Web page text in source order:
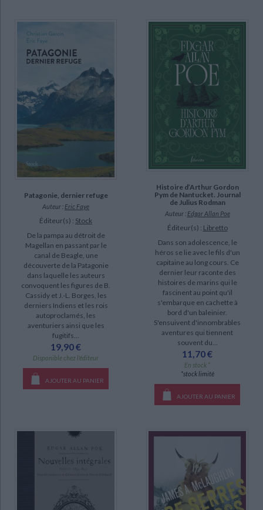
Patagonie, dernier refuge
Auteur : Eric Faye
Éditeur(s) : Stock
De la pampa au détroit de
Magellan en passant par le
canal de Beagle, une
découverte de la Patagonie
dans laquelle les auteurs
convoquent les figures de B.
Cassidy et J.-L. Borges, les
derniers Indiens et les rois
autoproclamés, les
aventuriers ainsi que les
fugitifs...
19,90 €
Disponible chez l'éditeur
AJOUTER AU PANIER
Histoire d’Arthur Gordon
Pym de Nantucket. Journal
de Julius Rodman
Auteur : Edgar Allan Poe
Éditeur(s) : Libretto
Dans son adolescence, le
héros se lie avec le fils d'un
capitaine au long cours. Ce
dernier leur raconte des
histoires de marins qui le
fascinent au point qu'il
s'embarque en cachette à
bord d'un baleinier.
S'ensuivent d'innombrables
aventures qui tiennent
souvent du...
11,70 €
En stock *
*stock limité
AJOUTER AU PANIER